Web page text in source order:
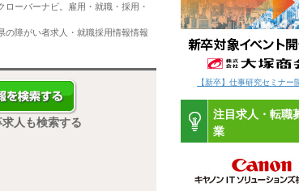
ーバーナビ。雇用・就職・採用・
の障がい者求人・就職採用情報情報
人も検索する
【新卒】仕事研究セミナー
注目求人・転職
業